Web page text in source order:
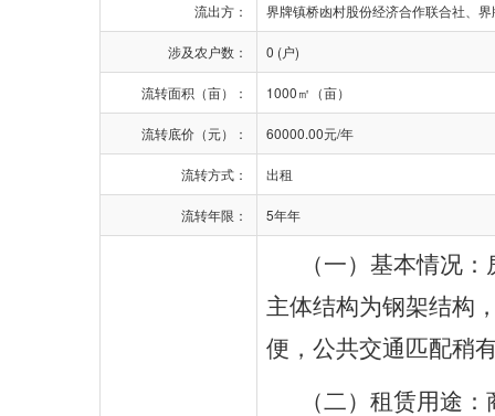
流出方： 界牌镇桥凼村股份经济合作联合社、
涉及农户数： 0 (户)
流转面积（亩）： 1000㎡（亩）
流转底价（元）： 60000.00元/年
流转方式： 出租
流转年限： 5年年
（一）基本情况：
主体结构为钢架结构
便，公共交通匹配稍
（二）租赁用途